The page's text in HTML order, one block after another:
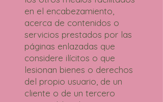
en el encabezamiento,
acerca de contenidos o
servicios prestados por las
páginas enlazadas que
considere ilícitos o que
lesionan bienes o derechos
del propio usuario, de un
cliente o de un tercero